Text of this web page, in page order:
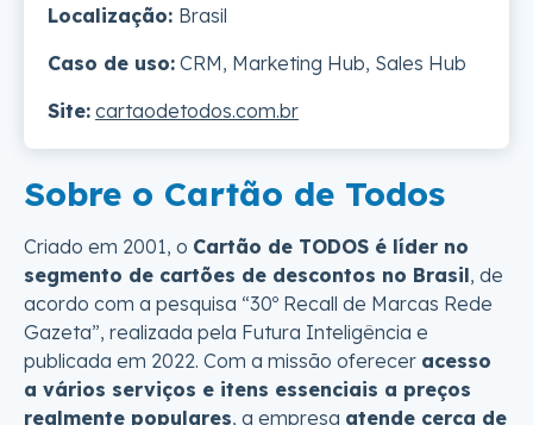
Localização: Brasil
Caso de uso: CRM, Marketing Hub, Sales Hub
Site: cartaodetodos.com.br
Sobre o Cartão de Todos
Criado em 2001, o Cartão de TODOS é líder no
segmento de cartões de descontos no Brasil, de
acordo com a pesquisa “30º Recall de Marcas Rede
Gazeta”, realizada pela Futura Inteligência e
publicada em 2022. Com a missão oferecer acesso
a vários serviços e itens essenciais a preços
realmente populares, a empresa atende cerca de